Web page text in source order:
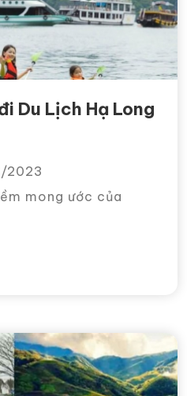
Du Lịch Hạ Long
2023
mong ước của